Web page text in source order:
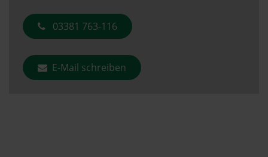
03381 763-116
E-Mail schreiben